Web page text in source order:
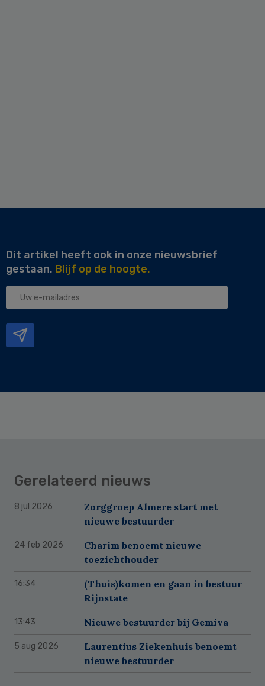
Dit artikel heeft ook in onze nieuwsbrief
gestaan. Blijf op de hoogte.
Uw
Gerelateerd nieuws
8 jul 2026
Zorggroep Almere start met
nieuwe bestuurder
24 feb 2026
Charim benoemt nieuwe
toezichthouder
16:34
(Thuis)komen en gaan in bestuur
Rijnstate
13:43 Nieuwe bestuurder bij Gemiva
5 aug 2026
Laurentius Ziekenhuis benoemt
nieuwe bestuurder